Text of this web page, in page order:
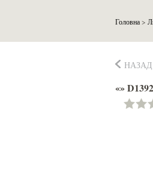
Головна>
НАЗАД
«» D1392